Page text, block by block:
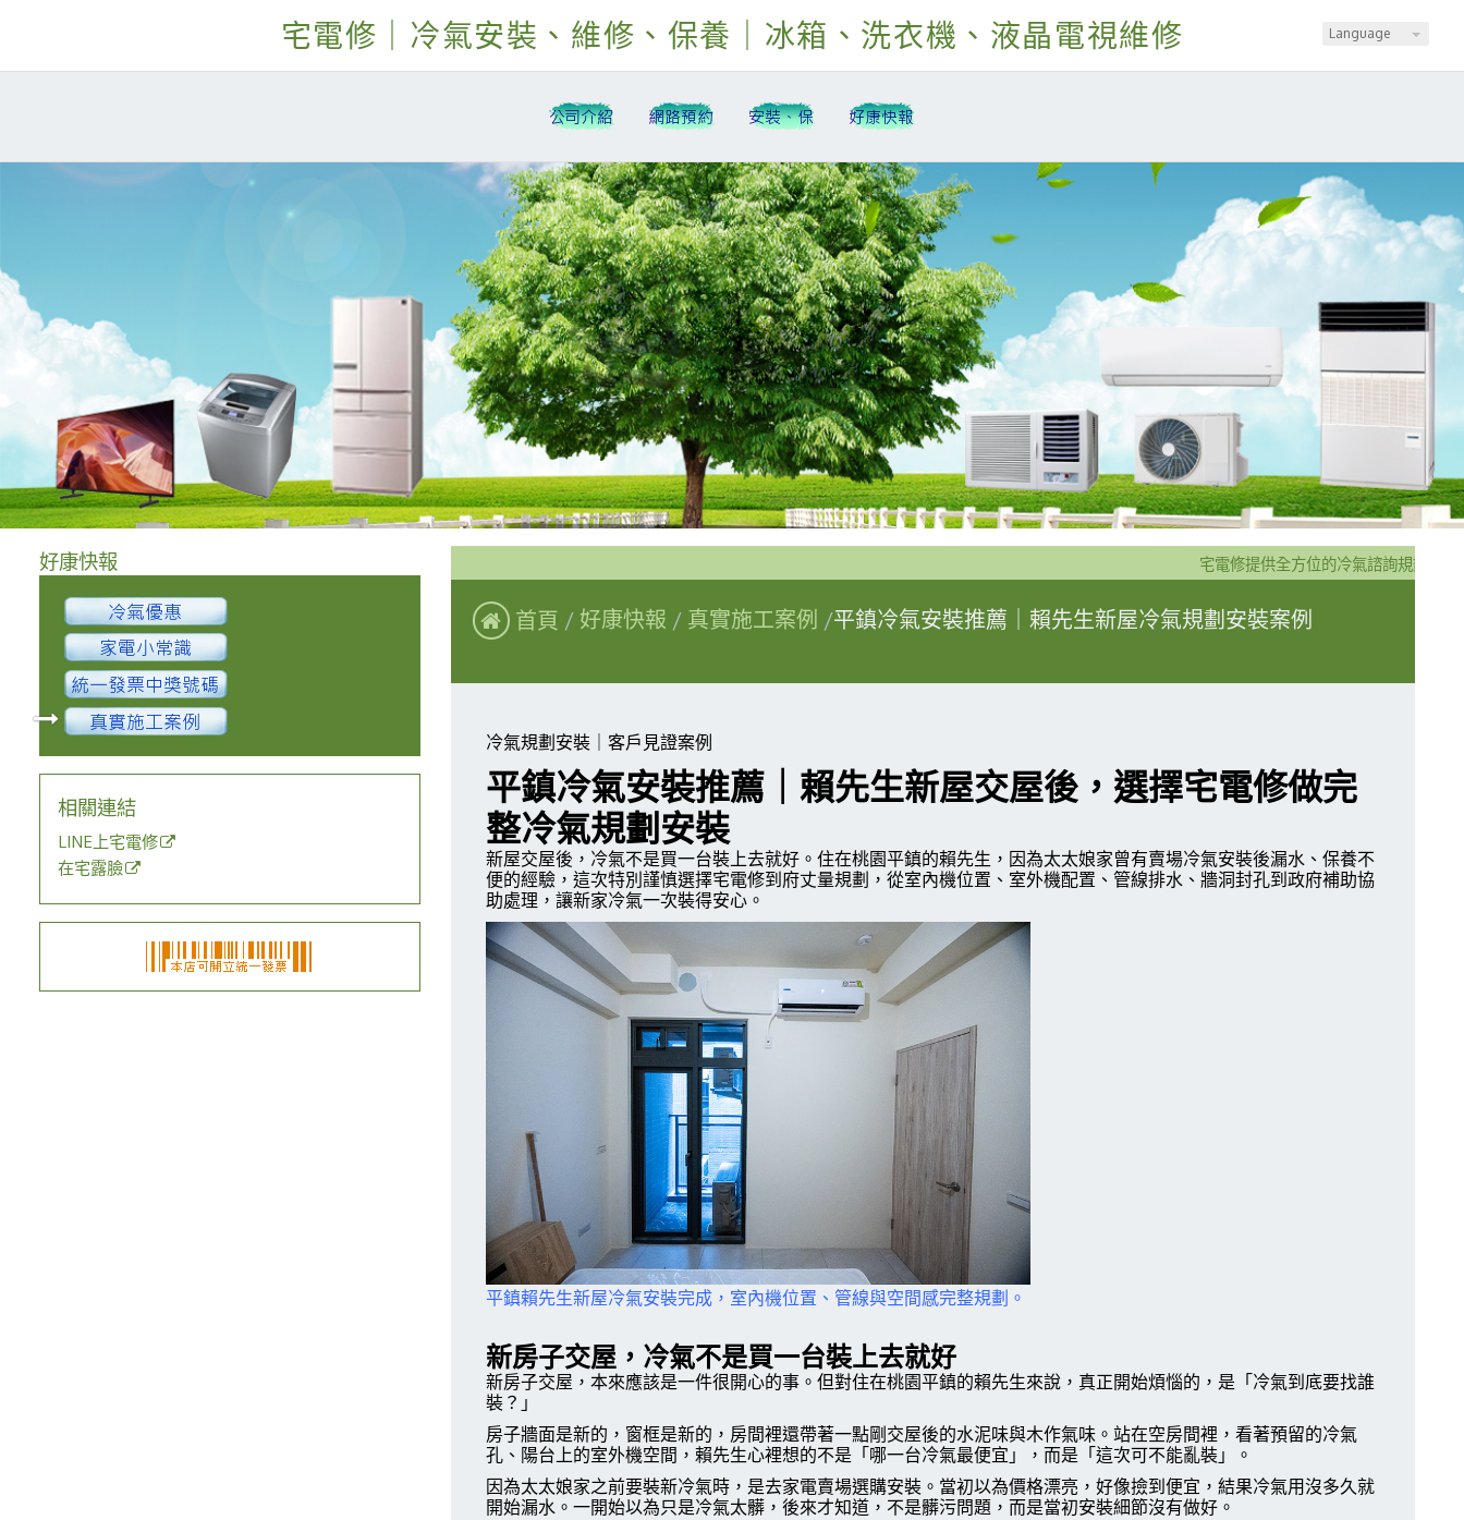
Language
宅電修｜冷氣安裝、維修、保養｜冰箱、洗衣機、液晶電視維修
好康快報
相關連結
LINE上宅電修
在宅露臉
宅電修提供全方位的冷氣諮詢規劃安裝服
首頁 好康快報 真實施工案例 平鎮冷氣安裝推薦｜賴先生新屋冷氣規劃安裝案例
冷氣規劃安裝｜客戶見證案例
平鎮冷氣安裝推薦｜賴先生新屋交屋後，選擇宅電修做完
整冷氣規劃安裝
新屋交屋後，冷氣不是買一台裝上去就好。住在桃園平鎮的賴先生，因為太太娘家曾有賣場冷氣安裝後漏水、保養不
便的經驗，這次特別謹慎選擇宅電修到府丈量規劃，從室內機位置、室外機配置、管線排水、牆洞封孔到政府補助協
助處理，讓新家冷氣一次裝得安心。
平鎮賴先生新屋冷氣安裝完成，室內機位置、管線與空間感完整規劃。
新房子交屋，冷氣不是買一台裝上去就好
新房子交屋，本來應該是一件很開心的事。但對住在桃園平鎮的賴先生來說，真正開始煩惱的，是「冷氣到底要找誰
裝？」
房子牆面是新的，窗框是新的，房間裡還帶著一點剛交屋後的水泥味與木作氣味。站在空房間裡，看著預留的冷氣
孔、陽台上的室外機空間，賴先生心裡想的不是「哪一台冷氣最便宜」，而是「這次可不能亂裝」。
因為太太娘家之前要裝新冷氣時，是去家電賣場選購安裝。當初以為價格漂亮，好像撿到便宜，結果冷氣用沒多久就
開始漏水。一開始以為只是冷氣太髒，後來才知道，不是髒污問題，而是當初安裝細節沒有做好。